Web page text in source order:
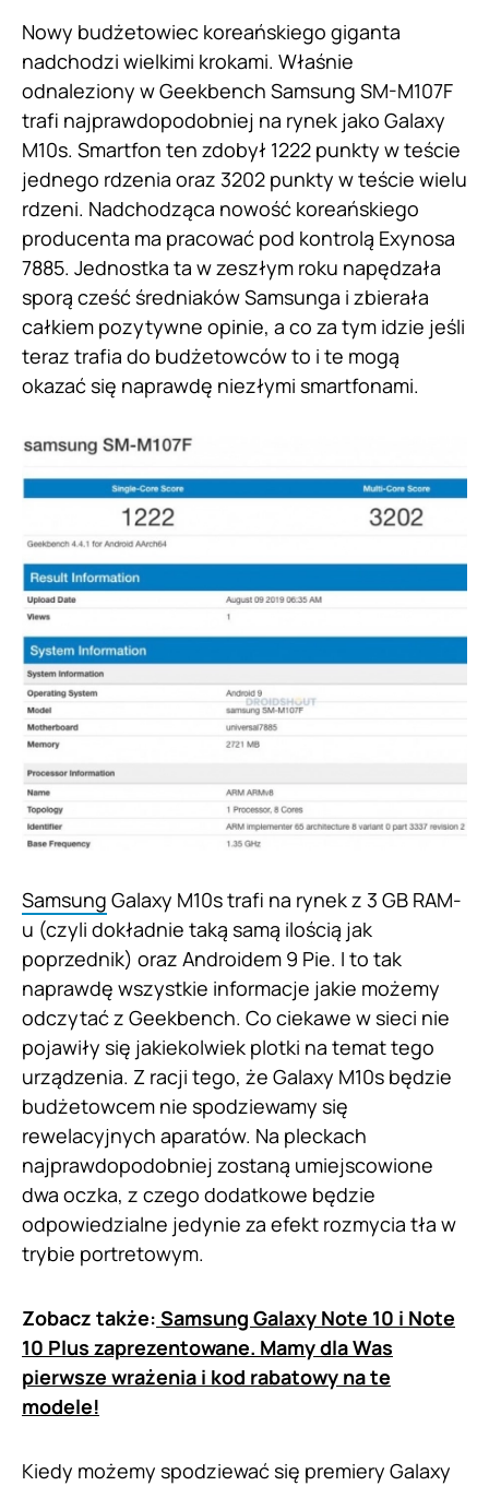
Nowy budżetowiec koreańskiego giganta
nadchodzi wielkimi krokami. Właśnie
odnaleziony w Geekbench Samsung SM-M107F
trafi najprawdopodobniej na rynek jako Galaxy
M10s. Smartfon ten zdobył 1222 punkty w teście
jednego rdzenia oraz 3202 punkty w teście wielu
rdzeni. Nadchodząca nowość koreańskiego
producenta ma pracować pod kontrolą Exynosa
7885. Jednostka ta w zeszłym roku napędzała
sporą cześć średniaków Samsunga i zbierała
całkiem pozytywne opinie, a co za tym idzie jeśli
teraz trafia do budżetowców to i te mogą
okazać się naprawdę niezłymi smartfonami.
Samsung Galaxy M10s trafi na rynek z 3 GB RAM-
u (czyli dokładnie taką samą ilością jak
poprzednik) oraz Androidem 9 Pie. I to tak
naprawdę wszystkie informacje jakie możemy
odczytać z Geekbench. Co ciekawe w sieci nie
pojawiły się jakiekolwiek plotki na temat tego
urządzenia. Z racji tego, że Galaxy M10s będzie
budżetowcem nie spodziewamy się
rewelacyjnych aparatów. Na pleckach
najprawdopodobniej zostaną umiejscowione
dwa oczka, z czego dodatkowe będzie
odpowiedzialne jedynie za efekt rozmycia tła w
trybie portretowym.
Zobacz także: Samsung Galaxy Note 10 i Note
10 Plus zaprezentowane. Mamy dla Was
pierwsze wrażenia i kod rabatowy na te
modele!
Kiedy możemy spodziewać się premiery Galaxy